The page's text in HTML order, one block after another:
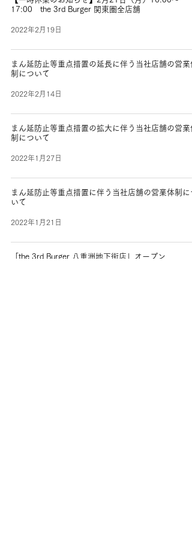
17:00 the 3rd Burger 関東圏全店舗
2022年2月19日
まん延防止等重点措置の延長に伴う当社店舗の営業
制について
2022年2月14日
まん延防止等重点措置の拡大に伴う当社店舗の営業
制について
2022年1月27日
まん延防止等重点措置に伴う当社店舗の営業体制に
いて
2022年1月21日
「the 3rd Burger 八重洲地下街店」オープン